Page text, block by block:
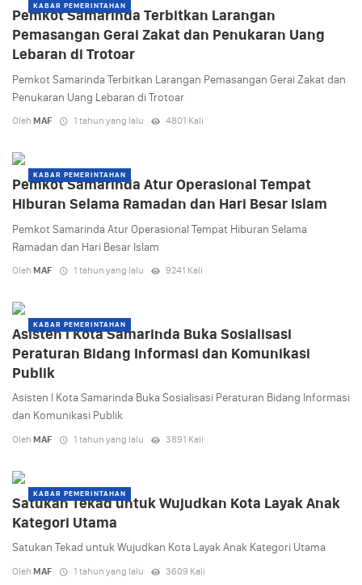
KABAR PEMERINTAHAN
Pemkot Samarinda Terbitkan Larangan
Pemasangan Gerai Zakat dan Penukaran Uang
Lebaran di Trotoar
Pemkot Samarinda Terbitkan Larangan Pemasangan Gerai Zakat dan
Penukaran Uang Lebaran di Trotoar
Oleh MAF 1 tahun yang lalu 4801 Kali
KABAR PEMERINTAHAN
Pemkot Samarinda Atur Operasional Tempat
Hiburan Selama Ramadan dan Hari Besar Islam
Pemkot Samarinda Atur Operasional Tempat Hiburan Selama
Ramadan dan Hari Besar Islam
Oleh MAF 1 tahun yang lalu 9241 Kali
KABAR PEMERINTAHAN
Asisten I Kota Samarinda Buka Sosialisasi
Peraturan Bidang Informasi dan Komunikasi
Publik
Asisten I Kota Samarinda Buka Sosialisasi Peraturan Bidang Informasi
dan Komunikasi Publik
Oleh MAF 1 tahun yang lalu 3891 Kali
KABAR PEMERINTAHAN
Satukan Tekad untuk Wujudkan Kota Layak Anak
Kategori Utama
Satukan Tekad untuk Wujudkan Kota Layak Anak Kategori Utama
Oleh MAF 1 tahun yang lalu 3609 Kali